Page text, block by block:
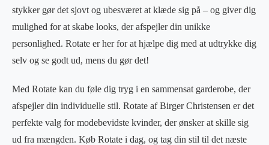
stykker gør det sjovt og ubesværet at klæde sig på – og giver dig
mulighed for at skabe looks, der afspejler din unikke
personlighed. Rotate er her for at hjælpe dig med at udtrykke dig
selv og se godt ud, mens du gør det!
Med Rotate kan du føle dig tryg i en sammensat garderobe, der
afspejler din individuelle stil. Rotate af Birger Christensen er det
perfekte valg for modebevidste kvinder, der ønsker at skille sig
ud fra mængden. Køb Rotate i dag, og tag din stil til det næste